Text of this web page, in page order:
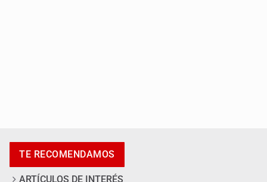
TE RECOMENDAMOS
ARTÍCULOS DE INTERÉS